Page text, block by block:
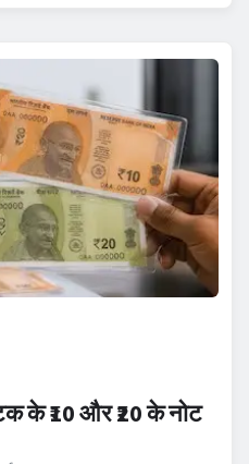
के ₹10 और ₹20 के नोट